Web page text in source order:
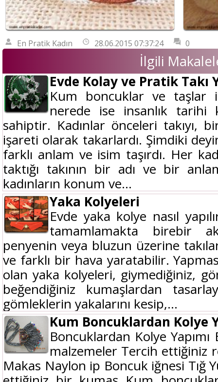
En Pratik Kadın 28.06.2015 07:37:24 0
İlgili
Evde Kolay ve Pratik Takı
Kum boncuklar ve taşlar
nerede ise insanlık
sahiptir. Kadınlar önceleri takıyı,
işareti olarak takarlardı. Şimdiki
farklı anlam ve isim taşırdı. Her
taktığı takının bir adı ve bir
kadınların konum ve...
Yaka Kolyeleri
Evde yaka kolye nasıl
tamamlamakta birebir
penyenin veya bluzun üzerine
ve farklı bir hava yaratabilir.
olan yaka kolyeleri, giymediğiniz,
beğendiğiniz kumaşlardan
gömleklerin yakalarını kesip,...
Kum Boncuklardan Kolye
Boncuklardan Kolye
malzemeler Tercih ettiğiniz
Makas Naylon ip Boncuk iğnesi Tığ